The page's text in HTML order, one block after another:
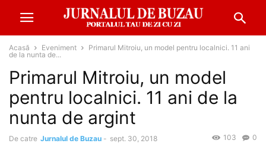
Acasă Eveniment
Primarul Mitroiu, un model pentru localnici. 11 ani
de la nunta de...
Primarul Mitroiu, un model
pentru localnici. 11 ani de la
nunta de argint
De catre Jurnalul de Buzau - sept. 30, 2018 0
103